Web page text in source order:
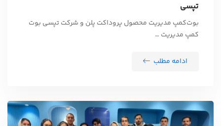
تپسی
بوت‌کمپ مدیریت محصول پروداکت پلن و شرکت تپسی بوت
کمپ مدیریت …
ادامه مطلب